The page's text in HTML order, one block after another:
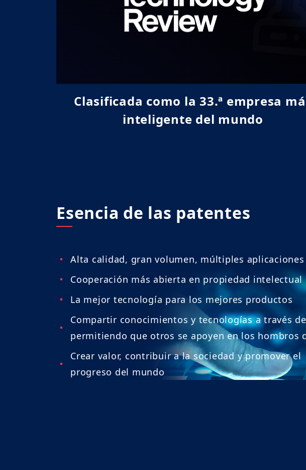
de las
Clasificada como la 33.ª empresa
inteligente del mundo
Esencia de las patentes
Alta calidad, gran volumen, múltiples aplicaciones
Cooperación más abierta en propiedad intelectual
La mejor tecnología para los mejores productos
Compartir conocimientos y tecnologías a través
permitiendo que otros se apoyen en los hombros
Crear valor, contribuir a la sociedad y promover el
progreso del mundo